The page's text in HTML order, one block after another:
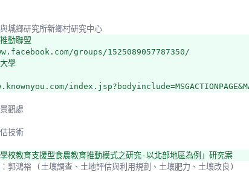
生教育科
公所系統
局農業發展科
園路燈管理處
育衛生科
生教育科
公所系統
hortsci/
畫系
www.facebook.com/NCKUUPGS/videos/
與城鄉研究所新鄉村研究中心
動聯盟
groups/1525089057787350/
學
觀處
估技術
校教育支援型食農教育推動模式之研究-以北部地區為例」研究案
：郭鴻裕 (土壤調查、土地評估與利用規劃、土壤肥力、土壤改良)